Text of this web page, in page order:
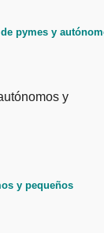
pymes y
y pequeños